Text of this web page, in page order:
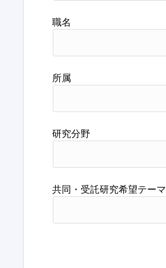
職名
所属
研究分野
共同・受託研究希望テーマ